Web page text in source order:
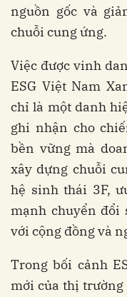
nguồn gốc và
chuỗi cung ứng.
Việc được vinh
ESG Việt Nam
chỉ là một danh
ghi nhận cho
bền vững mà
xây dựng chuỗi
hệ sinh thái 3F,
mạnh chuyển đổi
với cộng đồng và
Trong bối cảnh
mới của thị trường